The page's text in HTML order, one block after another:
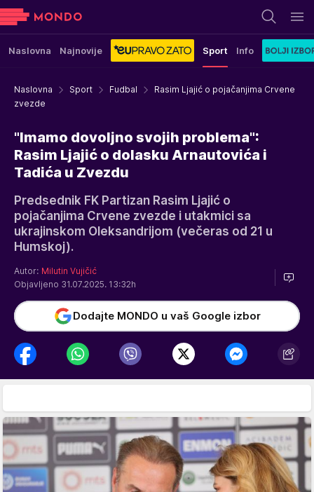
Naslovna Najnovije Sport Info
Naslovna Sport Fudbal
Rasim Ljajić o pojačanjima Crvene
zvezde
"Imamo dovoljno svojih problema":
Rasim Ljajić o dolasku Arnautovića i
Tadića u Zvezdu
Predsednik FK Partizan Rasim Ljajić o
pojačanjima Crvene zvezde i utakmici sa
ukrajinskom Oleksandrijom (večeras od 21 u
Humskoj).
Autor: Milutin Vujičić
Objavljeno 31.07.2025. 13:32h
Dodajte MONDO u vaš Google izbor